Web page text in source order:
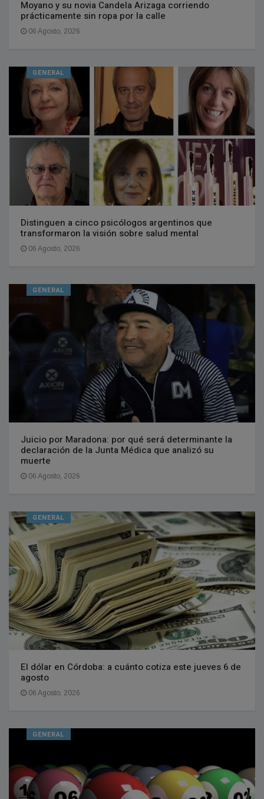
Moyano y su novia Candela Arizaga corriendo
prácticamente sin ropa por la calle
06 Agosto, 2026
GENERAL
Distinguen a cinco psicólogos argentinos que
transformaron la visión sobre salud mental
06 Agosto, 2026
GENERAL
Juicio por Maradona: por qué será determinante la
declaración de la Junta Médica que analizó su
muerte
06 Agosto, 2026
GENERAL
El dólar en Córdoba: a cuánto cotiza este jueves 6 de
agosto
06 Agosto, 2026
GENERAL